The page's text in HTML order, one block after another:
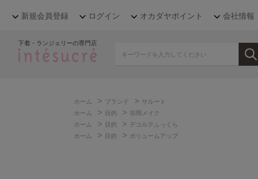
新規会員登録 ログイン オカダヤポイント 会社情報
下着・ランジェリーの専門店
ホーム > ブランド > サルート
ホーム
> 目的 > 谷間メイク
ホーム
> 目的 >
デコルテふっくら
ホーム
> 目的 > ボリュームアップ